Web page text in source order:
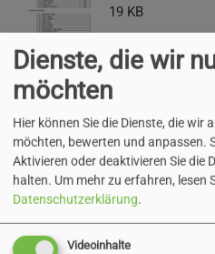
19 KB
Endgültiges
42 KB
Zurück
Dienste, die wir
möchten
Hier können Sie die Dienste, die wir
möchten, bewerten und anpassen.
Aktivieren oder deaktivieren Sie die
halten. Um mehr zu erfahren, lesen
Datenschutzerklärung.
Videoinhalte